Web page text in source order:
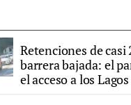
Retenciones de
barrera bajada: el
el acceso a los Lagos